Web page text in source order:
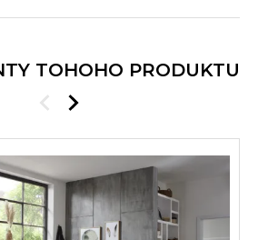
TOHOHO PRODUKTU